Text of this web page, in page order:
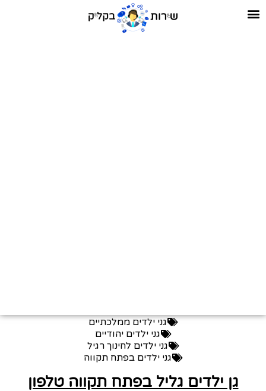
גני ילדים ממלכתיים
גני ילדים יהודיים
גני ילדים לחינוך רגיל
גני ילדים בפתח תקווה
גן ילדים גליל בפתח תקווה טלפון